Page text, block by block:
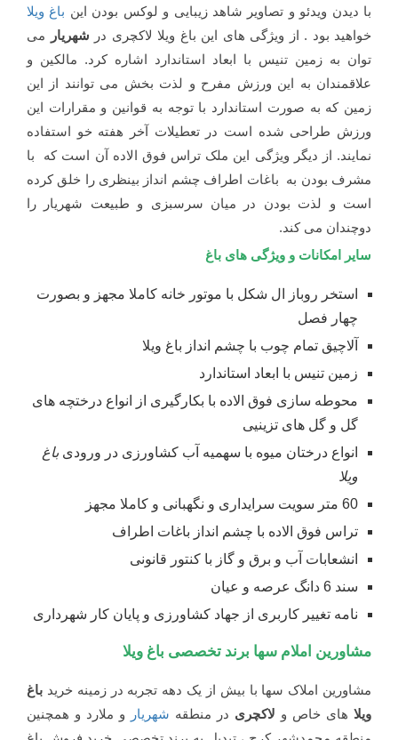
با دیدن ویدئو و تصاویر شاهد زیبایی و لوکس بودن این باغ ویلا
خواهید بود . از ویژگی های این باغ ویلا لاکچری در شهریار می
توان به زمین تنیس با ابعاد استاندارد اشاره کرد. مالکین و
علاقمندان به این ورزش مفرح و لذت بخش می توانند از این
زمین که به صورت استاندارد با توجه به قوانین و مقرارات این
ورزش طراحی شده است در تعطیلات آخر هفته خو استفاده
نمایند. از دیگر ویژگی این ملک تراس فوق الاده آن است که با
مشرف بودن به باغات اطراف چشم انداز بینظری را خلق کرده
است و لذت بودن در میان سرسبزی و طبیعت شهریار را
دوچندان می کند.
سایر امکانات و ویژگی های باغ
استخر روباز ال شکل با موتور خانه کاملا مجهز و بصورت
چهار فصل
آلاچیق تمام چوب با چشم انداز باغ ویلا
زمین تنیس با ابعاد استاندارد
محوطه سازی فوق الاده با بکارگیری از انواع درختچه های
گل و گل های تزینیی
انواع درختان میوه با سهمیه آب کشاورزی در ورودی باغ
ویلا
60 متر سویت سرایداری و نگهبانی و کاملا مجهز
تراس فوق الاده با چشم انداز باغات اطراف
انشعابات آب و برق و گاز با کنتور قانونی
سند 6 دانگ عرصه و عیان
نامه تغییر کاربری از جهاد کشاورزی و پایان کار شهرداری
مشاورین املام سها برند تخصصی باغ ویلا
مشاورین املاک سها با بیش از یک دهه تجربه در زمینه خرید باغ
ویلا های خاص و لاکچری در منطقه شهریار
و ملارد و همچنین